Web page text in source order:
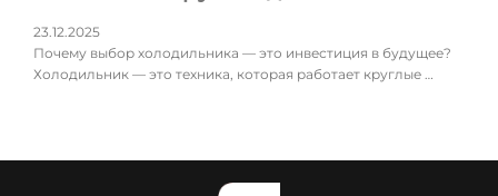
23.12.2025
Почему выбор холодильника — это инвестиция в будущее?
Холодильник — это техника, которая работает круглые …